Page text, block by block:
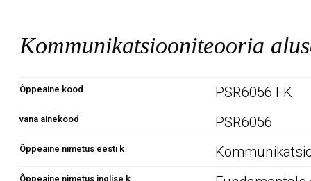
Kommunikatsiooniteooria
Õppeaine kood PSR6056.FK
vana ainekood PSR6056
Õppeaine nimetus eesti k
Õppeaine nimetus inglise k